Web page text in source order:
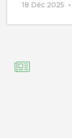
18 Déc 2025